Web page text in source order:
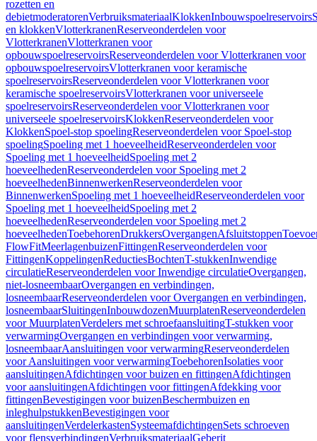
rozetten en
debietmoderatorenVerbruiksmateriaalKlokkenInbouwspoelreservoirs
en klokkenVlotterkranenReserveonderdelen voor
VlotterkranenVlotterkranen voor
opbouwspoelreservoirsReserveonderdelen voor Vlotterkranen voor
opbouwspoelreservoirsVlotterkranen voor keramische
spoelreservoirsReserveonderdelen voor Vlotterkranen voor
keramische spoelreservoirsVlotterkranen voor universeele
spoelreservoirsReserveonderdelen voor Vlotterkranen voor
universeele spoelreservoirsKlokkenReserveonderdelen voor
KlokkenSpoel-stop spoelingReserveonderdelen voor Spoel-stop
spoelingSpoeling met 1 hoeveelheidReserveonderdelen voor
Spoeling met 1 hoeveelheidSpoeling met 2
hoeveelhedenReserveonderdelen voor Spoeling met 2
hoeveelhedenBinnenwerkenReserveonderdelen voor
BinnenwerkenSpoeling met 1 hoeveelheidReserveonderdelen voor
Spoeling met 1 hoeveelheidSpoeling met 2
hoeveelhedenReserveonderdelen voor Spoeling met 2
hoeveelhedenToebehorenDrukkersOvergangenAfsluitstoppen
FlowFitMeerlagenbuizenFittingenReserveonderdelen voor
FittingenKoppelingenReductiesBochtenT-stukkenInwendige
circulatieReserveonderdelen voor Inwendige circulatieOvergangen,
niet-losneembaarOvergangen en verbindingen,
losneembaarReserveonderdelen voor Overgangen en verbindingen,
losneembaarSluitingenInbouwdozenMuurplatenReserveonderdelen
voor MuurplatenVerdelers met schroefaansluitingT-stukken voor
verwarmingOvergangen en verbindingen voor verwarming,
losneembaarAansluitingen voor verwarmingReserveonderdelen
voor Aansluitingen voor verwarmingToebehorenIsolaties voor
aansluitingenAfdichtingen voor buizen en fittingenAfdichtingen
voor aansluitingenAfdichtingen voor fittingenAfdekking voor
fittingenBevestigingen voor buizenBeschermbuizen en
inleghulpstukkenBevestigingen voor
aansluitingenVerdelerkastenSysteemafdichtingenSets schroeven
voor flensverbindingenVerbruiksmateriaalGeberit